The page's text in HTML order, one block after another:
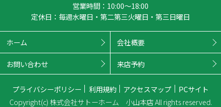
営業時間：10:00～18:00
定休日：毎週水曜日・第二第三火曜日・第三日曜日
ホーム 会社概要
お問い合わせ 来店予約
プライバシーポリシー 利用規約 アクセスマップ
PCサイト
Copyright(c) 株式会社サトーホーム 小山本店 All rights reserved.